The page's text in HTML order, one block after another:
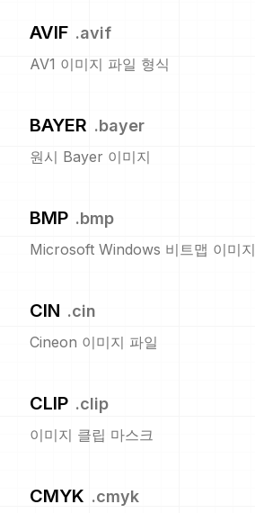
AVIF .avif
AV1 이미지 파일 형식
BAYER .bayer
원시 Bayer 이미지
BMP .bmp
Microsoft Windows 비트맵 이미지
CIN .cin
Cineon 이미지 파일
CLIP .clip
이미지 클립 마스크
CMYK .cmyk